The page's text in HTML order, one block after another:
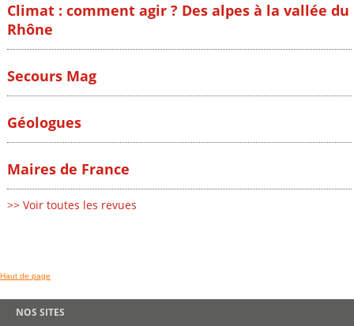
Climat : comment agir ? Des alpes à la vallée du
Rhône
Secours Mag
Géologues
Maires de France
>> Voir toutes les revues
Haut de page
NOS SITES